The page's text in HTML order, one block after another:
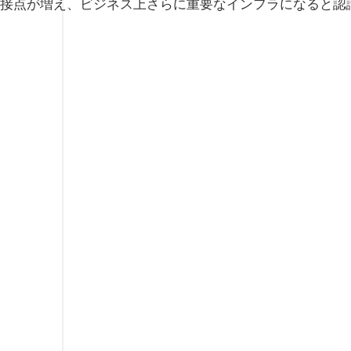
接点が増え、ビジネス上さらに重要なインフラになると認